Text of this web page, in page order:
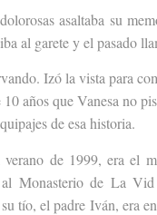
asaltaba su
al garete y el pasado
Izó la vista para
años que Vanesa no
de esa historia.
de 1999, era el
Monasterio de La
tío, el padre Iván, era